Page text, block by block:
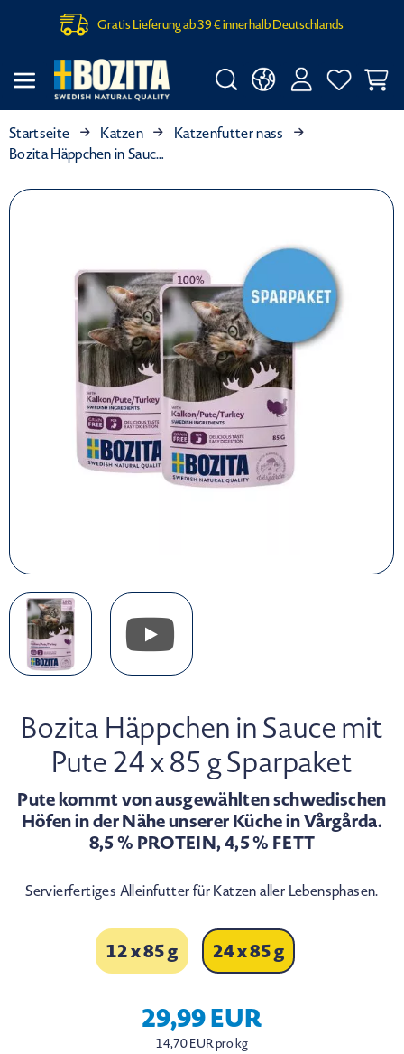
Gratis Lieferung ab 39 € innerhalb Deutschlands
Startseite Katzen
Katzenfutter nass
Bozita Häppchen in Sauce mit Pute 24 x 85 g Sparpaket
Bozita Häppchen in Sauce mit
Pute 24 x 85 g Sparpaket
Pute kommt von ausgewählten schwedischen
Höfen in der Nähe unserer Küche in Vårgårda.
8,5 % PROTEIN, 4,5 % FETT
Servierfertiges Alleinfutter für Katzen aller Lebensphasen.
12 x 85 g 24 x 85 g
29,99 EUR
14,70 EUR pro kg